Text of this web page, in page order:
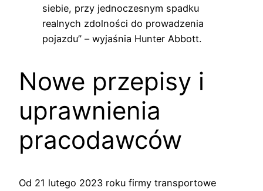
siebie, przy jednoczesnym spadku
realnych zdolności do prowadzenia
pojazdu” – wyjaśnia Hunter Abbott.
Nowe przepisy i
uprawnienia
pracodawców
Od 21 lutego 2023 roku firmy transportowe